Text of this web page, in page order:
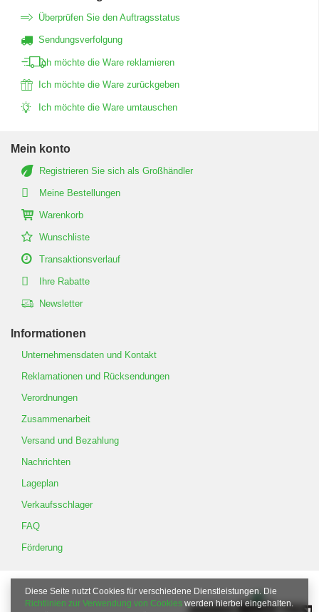
Überprüfen Sie den Auftragsstatus
Sendungsverfolgung
Ich möchte die Ware reklamieren
Ich möchte die Ware zurückgeben
Ich möchte die Ware umtauschen
Mein konto
Registrieren Sie sich als Großhändler
Meine Bestellungen
Warenkorb
Wunschliste
Transaktionsverlauf
Ihre Rabatte
Newsletter
Informationen
Unternehmensdaten und Kontakt
Reklamationen und Rücksendungen
Verordnungen
Zusammenarbeit
Versand und Bezahlung
Nachrichten
Lageplan
Verkaufsschlager
FAQ
Förderung
Diese Seite nutzt Cookies für verschiedene Dienstleistungen. Die
Richtlinien zur Verwendung von Cookies werden hierbei eingehalten.